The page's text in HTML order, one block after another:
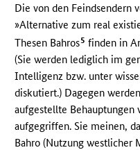
Die von den Feindsendern
»Alternative zum real
Thesen Bahros5 finden in
(Sie werden lediglich im
Intelligenz bzw. unter
diskutiert.) Dagegen
aufgestellte Behauptungen
aufgegriffen. Sie meinen,
Bahro (Nutzung westlicher